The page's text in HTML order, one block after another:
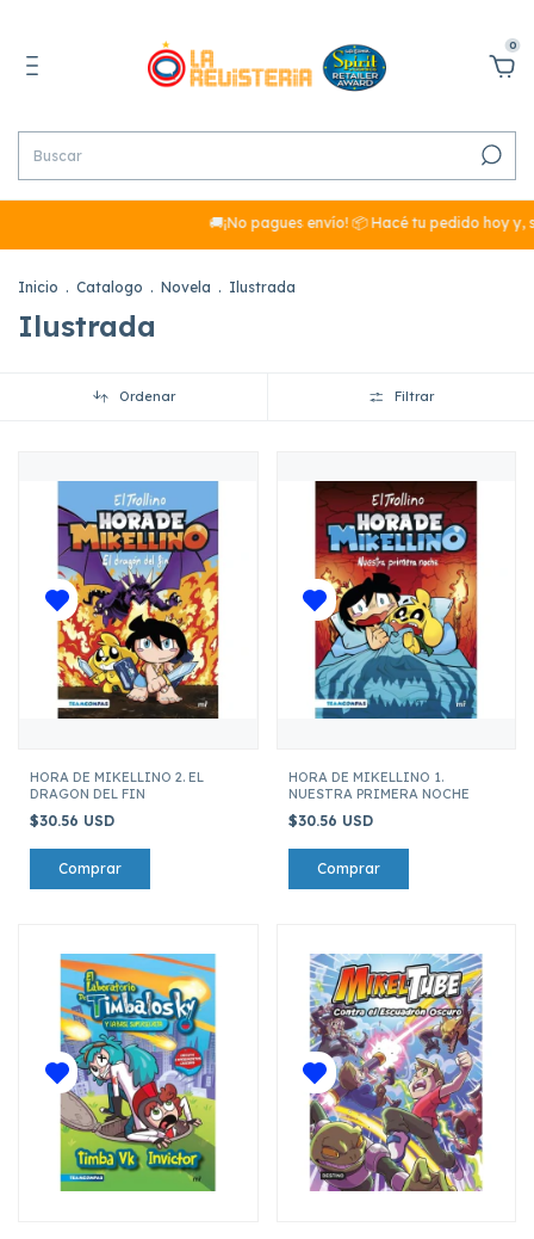
0
🚚¡No pagues envío! 📦 Hacé tu pedido hoy y, si
Inicio . Catalogo . Novela . Ilustrada
Ilustrada
Ordenar Filtrar
HORA DE MIKELLINO 2. EL
DRAGON DEL FIN
$30.56 USD
HORA DE MIKELLINO 1.
NUESTRA PRIMERA NOCHE
$30.56 USD